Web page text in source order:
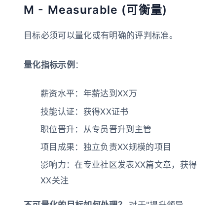
M - Measurable (可衡量)
目标必须可以量化或有明确的评判标准。
量化指标示例 ：
薪资水平：年薪达到XX万
技能认证：获得XX证书
职位晋升：从专员晋升到主管
项目成果：独立负责XX规模的项目
影响力：在专业社区发表XX篇文章，获得
XX关注